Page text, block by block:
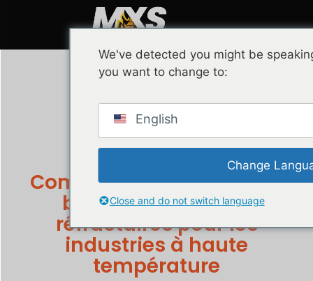
Blog
Comment sélectionner le
bon fournisseur de
réfractaires pour les
industries à haute
température
We've detected you might be
you want to change to:
English
Change
Close and do not switch language